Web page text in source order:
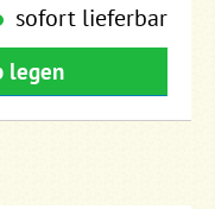
sofort lieferbar
legen